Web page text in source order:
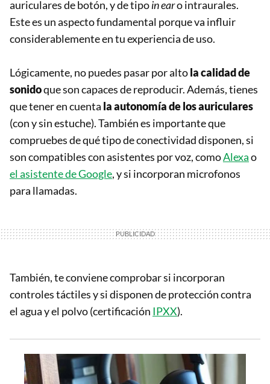
auriculares de botón, y de tipoin earo intraurales.
Este es un aspecto fundamental porque va influir
considerablemente en tu experiencia de uso.
Lógicamente, no puedes pasar por altola calidad de
sonidoque son capaces de reproducir. Además, tienes
que tener en cuenta la autonomía de los auriculares
(con y sin estuche). También es importante que
compruebes de qué tipo de conectividad disponen, si
son compatibles con asistentes por voz, comoAlexao
el asistente de Google, y si incorporan microfonos
para llamadas.
También, te conviene comprobar si incorporan
controles táctiles y si disponen de protección contra
el agua y el polvo (certificación IPXX).